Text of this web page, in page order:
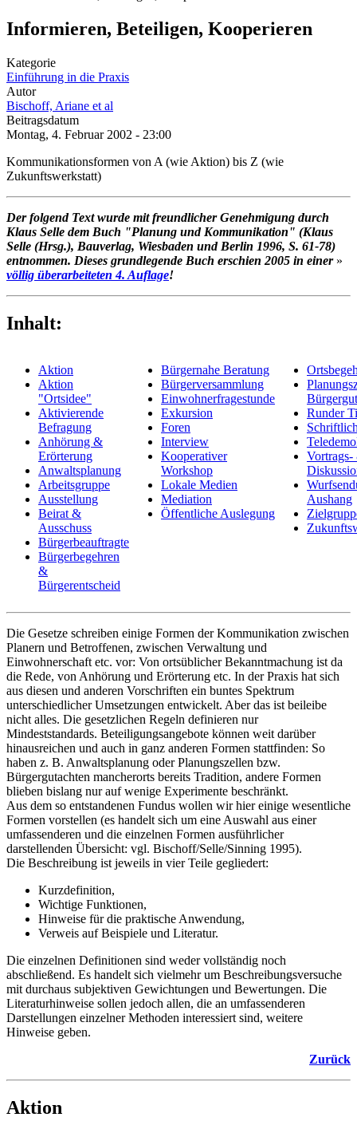
Informieren, Beteiligen, Kooperieren
Kategorie
Einführung in die Praxis
Autor
Bischoff, Ariane et al
Beitragsdatum
Montag, 4. Februar 2002 - 23:00
Kommunikationsformen von A (wie Aktion) bis Z (wie
Zukunftswerkstatt)
Der folgend Text wurde mit freundlicher Genehmigung durch
Klaus Selle dem Buch "Planung und Kommunikation" (Klaus
Selle (Hrsg.), Bauverlag, Wiesbaden und Berlin 1996, S. 61-78)
entnommen. Dieses grundlegende Buch erschien 2005 in einer»
völlig überarbeiteten 4. Auflage!
Inhalt:
Aktion
Aktion
"Ortsidee"
Aktivierende
Befragung
Anhörung &
Erörterung
Anwaltsplanung
Arbeitsgruppe
Ausstellung
Beirat &
Ausschuss
Bürgerbeauftragte
Bürgerbegehren
&
Bürgerentscheid
Bürgernahe Beratung
Bürgerversammlung
Einwohnerfragestunde
Exkursion
Foren
Interview
Kooperativer
Workshop
Lokale Medien
Mediation
Öffentliche Auslegung
Runder
Vortrags-
Aushang
Die Gesetze schreiben einige Formen der Kommunikation zwischen
Planern und Betroffenen, zwischen Verwaltung und
Einwohnerschaft etc. vor: Von ortsüblicher Bekanntmachung ist da
die Rede, von Anhörung und Erörterung etc. In der Praxis hat sich
aus diesen und anderen Vorschriften ein buntes Spektrum
unterschiedlicher Umsetzungen entwickelt. Aber das ist beileibe
nicht alles. Die gesetzlichen Regeln definieren nur
Mindeststandards. Beteiligungsangebote können weit darüber
hinausreichen und auch in ganz anderen Formen stattfinden: So
haben z. B. Anwaltsplanung oder Planungszellen bzw.
Bürgergutachten mancherorts bereits Tradition, andere Formen
blieben bislang nur auf wenige Experimente beschränkt.
Aus dem so entstandenen Fundus wollen wir hier einige wesentliche
Formen vorstellen (es handelt sich um eine Auswahl aus einer
umfassenderen und die einzelnen Formen ausführlicher
darstellenden Übersicht: vgl. Bischoff/Selle/Sinning 1995).
Die Beschreibung ist jeweils in vier Teile gegliedert:
Kurzdefinition,
Wichtige Funktionen,
Hinweise für die praktische Anwendung,
Verweis auf Beispiele und Literatur.
Die einzelnen Definitionen sind weder vollständig noch
abschließend. Es handelt sich vielmehr um Beschreibungsversuche
mit durchaus subjektiven Gewichtungen und Bewertungen. Die
Literaturhinweise sollen jedoch allen, die an umfassenderen
Darstellungen einzelner Methoden interessiert sind, weitere
Hinweise geben.
Zurück
Aktion